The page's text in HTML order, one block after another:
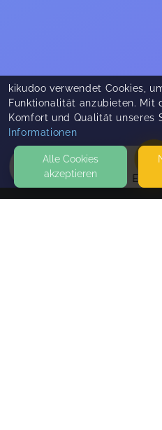
kikudoo verwendet Cookies,
Funktionalität anzubieten. Mit
Komfort und Qualität unseres
Informationen
Alle Cookies
akzeptieren